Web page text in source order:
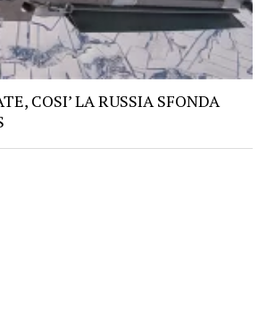
COSI’ LA RUSSIA SFONDA